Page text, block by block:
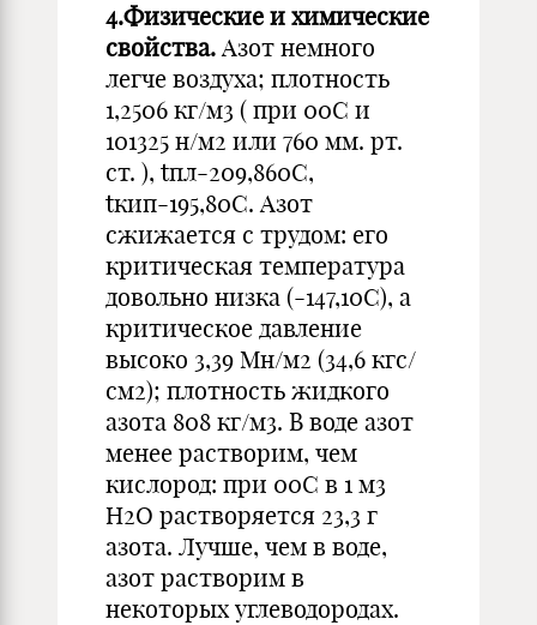
4.Физические и химические
свойства.Азот немного
легче воздуха; плотность
1,2506 кг/м3 ( при 00С и
101325 н/м2 или 760 мм. рт.
ст. ), tпл-209,860С,
tкип-195,80С. Азот
сжижается с трудом: его
критическая температура
довольно низка (-147,10С), а
критическое давление
высоко 3,39 Мн/м2 (34,6 кгс/
см2); плотность жидкого
азота 808 кг/м3. В воде азот
менее растворим, чем
кислород: при 00С в 1 м3
H2O растворяется 23,3 г
азота. Лучше, чем в воде,
азот растворим в
некоторых углеводородах.